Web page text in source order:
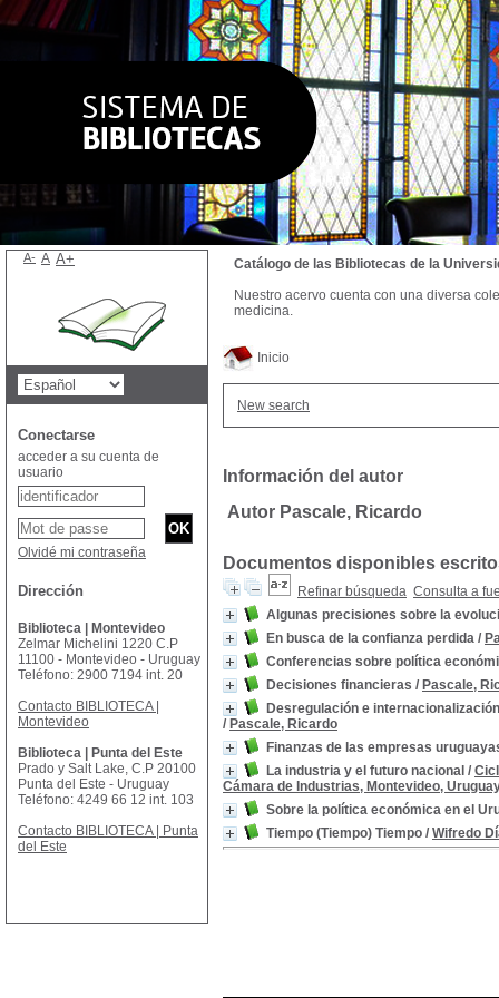
Inicio
New search
Información del autor
Autor Pascale, Ricardo
Documentos disponibles
Refinar búsqueda Consulta a
Algunas precisiones sobre la
En busca de la confianza perdida /
Conferencias sobre política
Decisiones financieras / Pascale,
Desregulación e
/ Pascale, Ricardo
Finanzas de las empresas
La industria y el futuro nacional /
Cámara de Industrias, Montevideo,
Sobre la política económica en el
Tiempo (Tiempo) Tiempo / Wifredo
Catálogo de las Bibliotecas de la
Nuestro acervo cuenta con una diversa
medicina.
A- A A+
Conectarse
acceder a su cuenta de
usuario
Olvidé mi contraseña
Dirección
Biblioteca | Montevideo
Zelmar Michelini 1220 C.P
11100 - Montevideo - Uruguay
Teléfono: 2900 7194 int. 20
Contacto BIBLIOTECA |
Montevideo
Biblioteca | Punta del Este
Prado y Salt Lake, C.P 20100
Punta del Este - Uruguay
Teléfono: 4249 66 12 int. 103
Contacto BIBLIOTECA | Punta
del Este